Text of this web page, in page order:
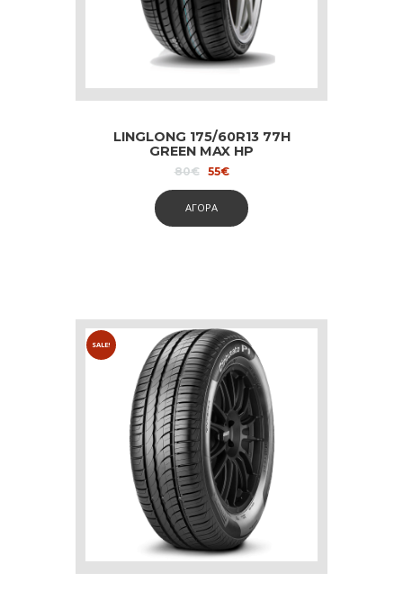
LINGLONG 175/60R13 77H
GREEN MAX HP
80€
Original
80€.
55€Current
is:
55€.
ΑΓΟΡΑ
SALE!